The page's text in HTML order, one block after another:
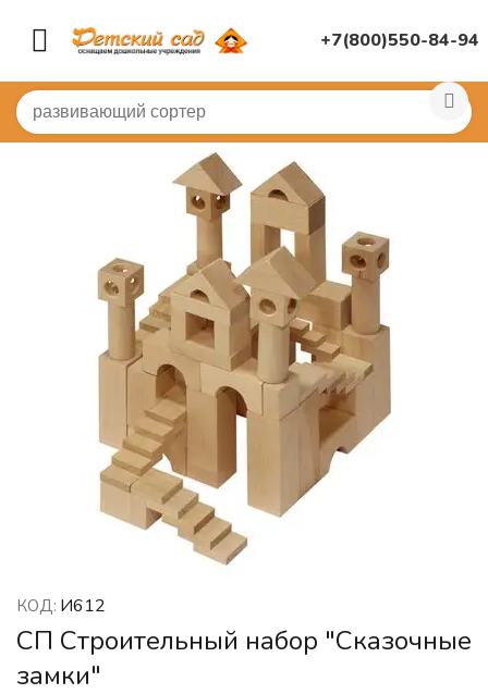
+7(800)550-84-94
Главная / ИГРУШКИ ДЛЯ ДЕТСКОГО САДА
КОД: И612
СП Строительный набор "Сказочные
замки"